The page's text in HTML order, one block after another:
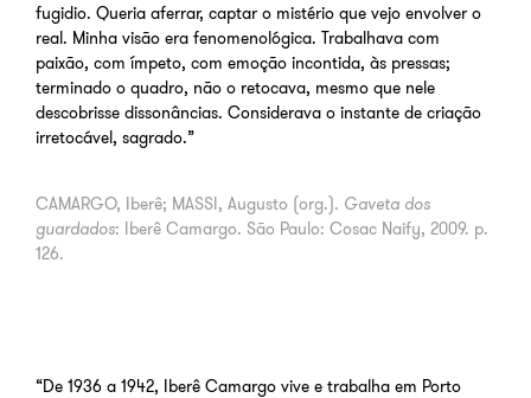
fugidio. Queria aferrar, captar o mistério que vejo envolver o
real. Minha visão era fenomenológica. Trabalhava com
paixão, com ímpeto, com emoção incontida, às pressas;
terminado o quadro, não o retocava, mesmo que nele
descobrisse dissonâncias. Considerava o instante de criação
irretocável, sagrado.”
CAMARGO, Iberê; MASSI, Augusto (org.). Gaveta dos
guardados: Iberê Camargo. São Paulo: Cosac Naify, 2009. p.
126.
“De 1936 a 1942, Iberê Camargo vive e trabalha em Porto